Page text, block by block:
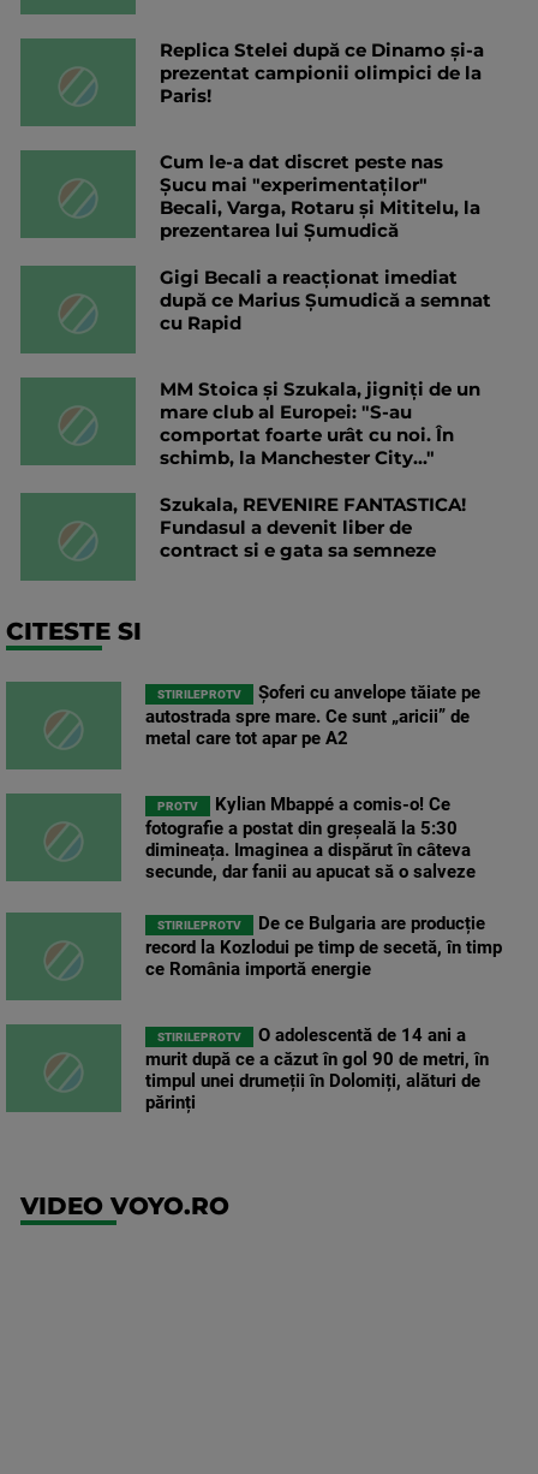
Replica Stelei după ce Dinamo și-a
prezentat campionii olimpici de la
Paris!
Cum le-a dat discret peste nas
Șucu mai "experimentaților"
Becali, Varga, Rotaru și Mititelu, la
prezentarea lui Șumudică
Gigi Becali a reacționat imediat
după ce Marius Șumudică a semnat
cu Rapid
MM Stoica și Szukala, jigniți de un
mare club al Europei: "S-au
comportat foarte urât cu noi. În
schimb, la Manchester City..."
Szukala, REVENIRE FANTASTICA!
Fundasul a devenit liber de
contract si e gata sa semneze
CITESTE SI
STIRILEPROTV
Șoferi cu anvelope tăiate pe
autostrada spre mare. Ce sunt „aricii” de
metal care tot apar pe A2
PROTV
Kylian Mbappé a comis-o! Ce
fotografie a postat din greșeală la 5:30
dimineața. Imaginea a dispărut în câteva
secunde, dar fanii au apucat să o salveze
STIRILEPROTV
De ce Bulgaria are producție
record la Kozlodui pe timp de secetă, în timp
ce România importă energie
STIRILEPROTV
O adolescentă de 14 ani a
murit după ce a căzut în gol 90 de metri, în
timpul unei drumeții în Dolomiți, alături de
părinți
VIDEO VOYO.RO